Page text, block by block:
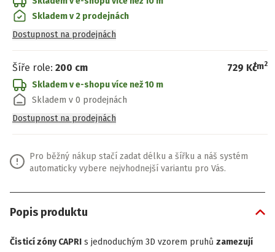
Skladem v 2 prodejnách
Dostupnost na prodejnách
Šíře role: 200 cm 729 Kč
/m2
Skladem v e-shopuvíce než 10 m
Skladem v 0 prodejnách
Dostupnost na prodejnách
Pro běžný nákup stačí zadat délku a šířku a náš systém
automaticky vybere nejvhodnejší variantu pro Vás.
Popis produktu
Čisticí zóny CAPRI s jednoduchým 3D vzorem pruhů zamezují